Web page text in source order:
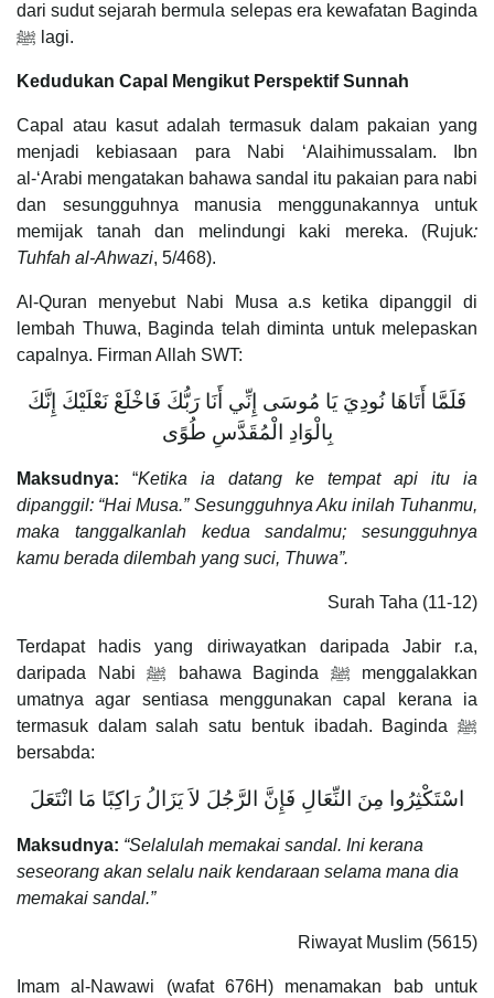
dari sudut sejarah bermula selepas era kewafatan Baginda
ﷺ lagi.
Kedudukan Capal Mengikut Perspektif Sunnah
Capal atau kasut adalah termasuk dalam pakaian yang
menjadi kebiasaan para Nabi ‘Alaihimussalam. Ibn
al-‘Arabi mengatakan bahawa sandal itu pakaian para nabi
dan sesungguhnya manusia menggunakannya untuk
memijak tanah dan melindungi kaki mereka. (Rujuk:
Tuhfah al-Ahwazi, 5/468).
Al-Quran menyebut Nabi Musa a.s ketika dipanggil di
lembah Thuwa, Baginda telah diminta untuk melepaskan
capalnya. Firman Allah SWT:
فَلَمَّا أَتَاهَا نُودِيَ يَا مُوسَى إِنِّي أَنَا رَبُّكَ فَاخْلَعْ نَعْلَيْكَ إِنَّكَ
بِالْوَادِ الْمُقَدَّسِ طُوًى
Maksudnya: “Ketika ia datang ke tempat api itu ia
dipanggil: “Hai Musa.” Sesungguhnya Aku inilah Tuhanmu,
maka tanggalkanlah kedua sandalmu; sesungguhnya
kamu berada dilembah yang suci, Thuwa”.
Surah Taha (11-12)
Terdapat hadis yang diriwayatkan daripada Jabir r.a,
daripada Nabi ﷺ bahawa Baginda ﷺ menggalakkan
umatnya agar sentiasa menggunakan capal kerana ia
termasuk dalam salah satu bentuk ibadah. Baginda ﷺ
bersabda:
اسْتَكْثِرُوا مِنَ النِّعَالِ فَإِنَّ الرَّجُلَ لاَ يَزَالُ رَاكِبًا مَا انْتَعَلَ
Maksudnya: “Selalulah memakai sandal. Ini kerana
seseorang akan selalu naik kendaraan selama mana dia
memakai sandal.”
Riwayat Muslim (5615)
Imam al-Nawawi (wafat 676H) menamakan bab untuk